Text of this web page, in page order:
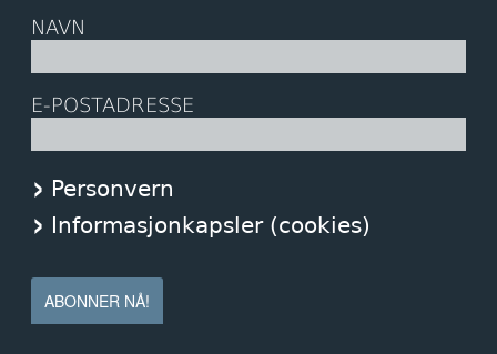
NAVN
E-POSTADRESSE
Personvern
Informasjonkapsler (cookies)